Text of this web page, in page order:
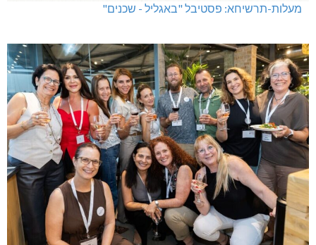
מעלות-תרשיחא: פסטיבל "באגליל - שכנים"